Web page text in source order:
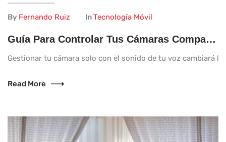
By Fernando Ruiz InTecnología Móvil
Guía Para Controlar Tus Cámaras Compatibles Con Alexa Mediante Comandos de Voz
Gestionar tu cámara solo con el sonido de tu voz cambiará
Read More